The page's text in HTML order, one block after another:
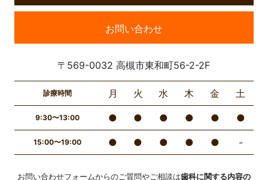
お問い合わせ
〒569-0032 高槻市東和町56-2-2F
診療時間 月 火 水 木 金 土
9:30〜13:00 ● ● ● ● ● ●
15:00〜19:00 ● ● ● ● ● -
お問い合わせフォームからのご質問やご相談は歯科に関する内容の